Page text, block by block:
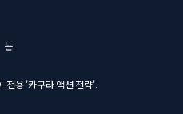
는
전용 '카구라 액션 전략'.